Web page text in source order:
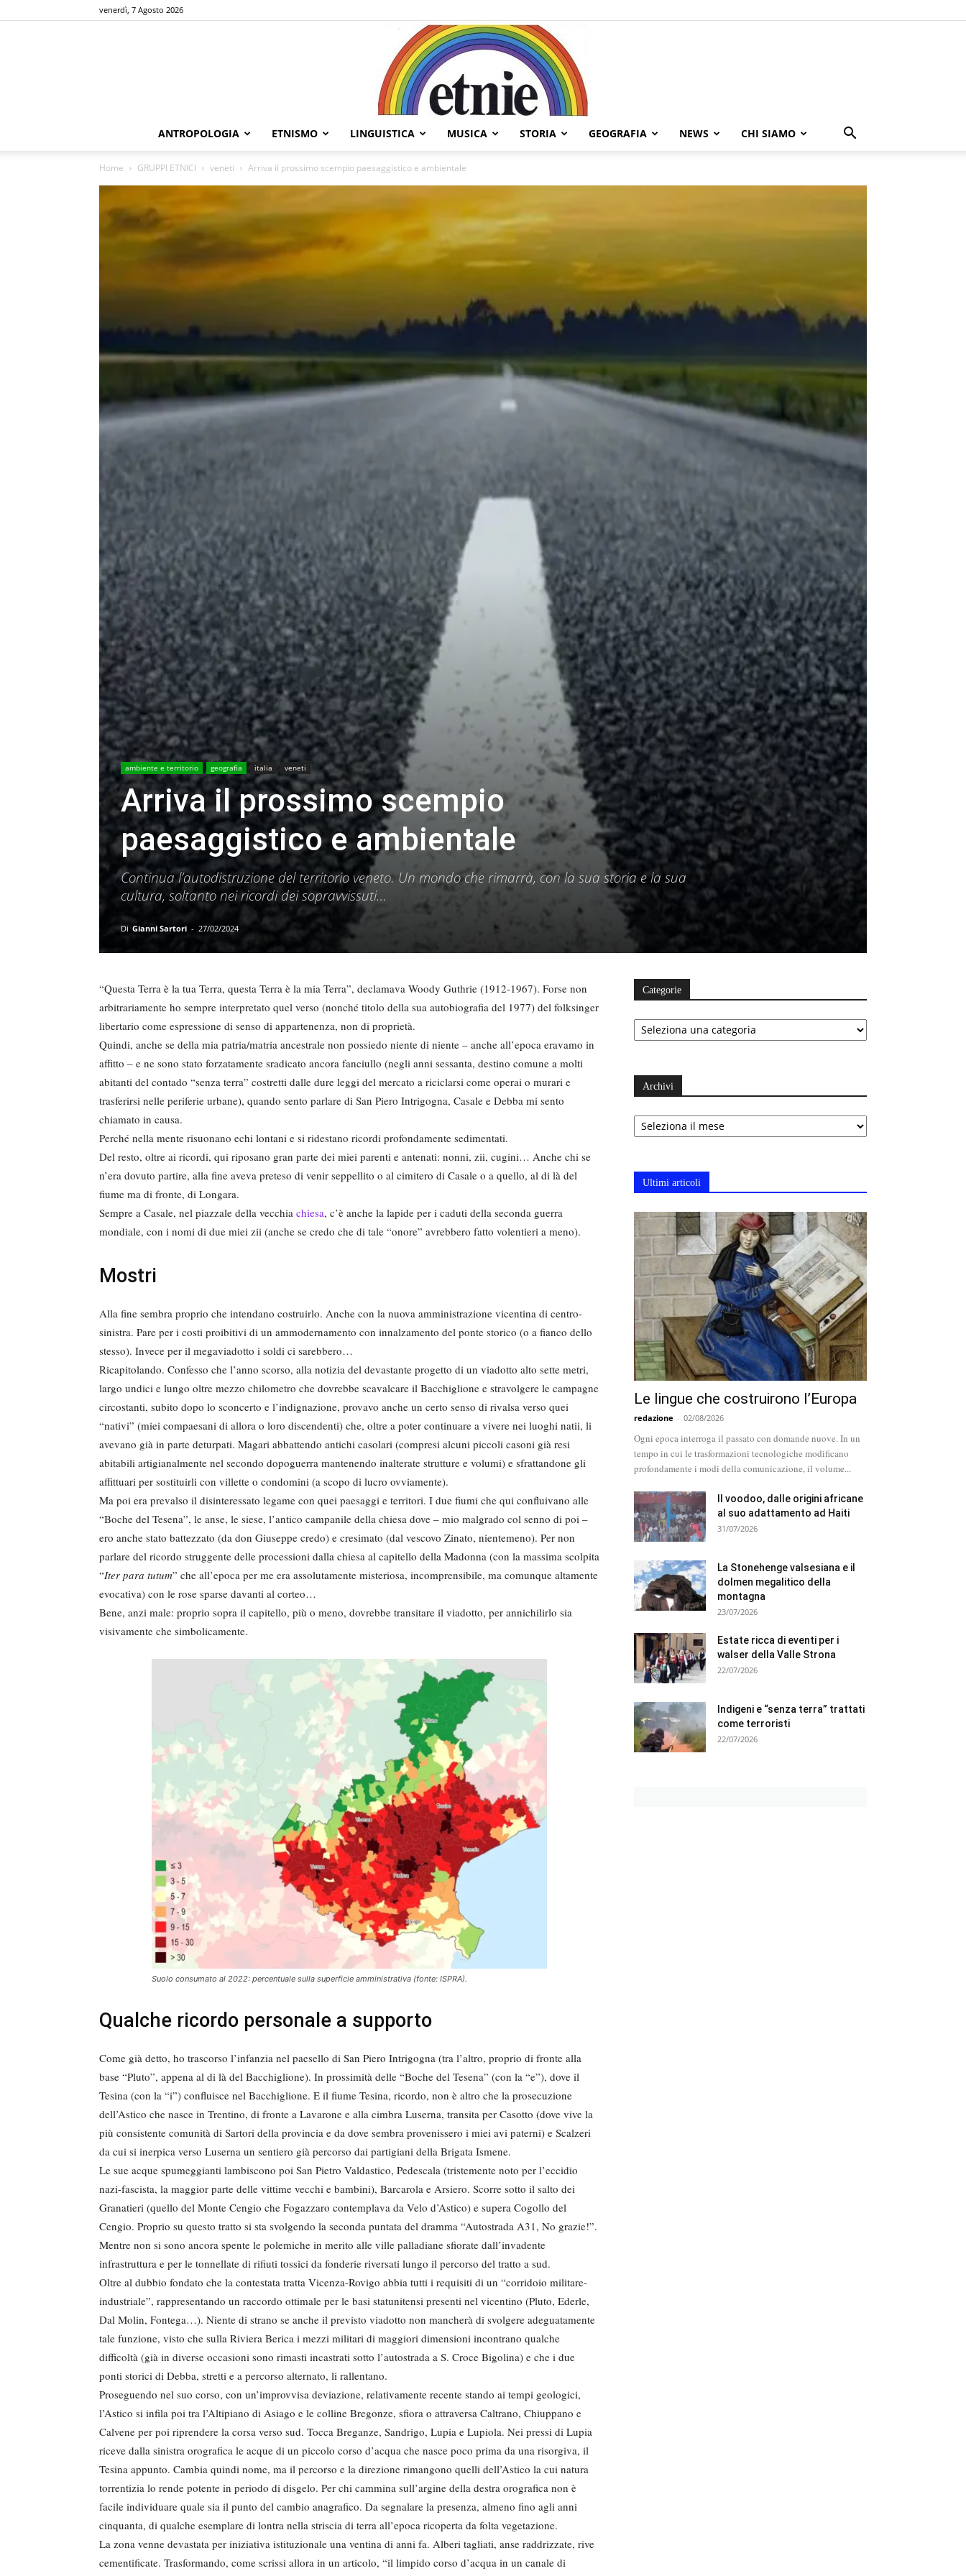
venerdì, 7 Agosto 2026
ANTROPOLOGIA ETNISMO LINGUISTICA MUSICA STORIA GEOGRAFIA NEWS CHI SIAMO
Home GRUPPI ETNICI veneti Arriva il prossimo scempio paesaggistico e ambientale
ambiente e territorio geografia italia veneti
Arriva il prossimo scempio
paesaggistico e ambientale
Continua l’autodistruzione del territorio veneto. Un mondo che rimarrà, con la sua storia e la sua
cultura, soltanto nei ricordi dei sopravvissuti…
Di Gianni Sartori - 27/02/2024
“Questa Terra è la tua Terra, questa Terra è la mia Terra”, declamava Woody Guthrie (1912-1967). Forse non
arbitrariamente ho sempre interpretato quel verso (nonché titolo della sua autobiografia del 1977) del folksinger
libertario come espressione di senso di appartenenza, non di proprietà.
Quindi, anche se della mia patria/matria ancestrale non possiedo niente di niente – anche all’epoca eravamo in
affitto – e ne sono stato forzatamente sradicato ancora fanciullo (negli anni sessanta, destino comune a molti
abitanti del contado “senza terra” costretti dalle dure leggi del mercato a riciclarsi come operai o murari e
trasferirsi nelle periferie urbane), quando sento parlare di San Piero Intrigogna, Casale e Debba mi sento
chiamato in causa.
Perché nella mente risuonano echi lontani e si ridestano ricordi profondamente sedimentati.
Del resto, oltre ai ricordi, qui riposano gran parte dei miei parenti e antenati: nonni, zii, cugini… Anche chi se
n’era dovuto partire, alla fine aveva preteso di venir seppellito o al cimitero di Casale o a quello, al di là del
fiume ma di fronte, di Longara.
Sempre a Casale, nel piazzale della vecchia chiesa, c’è anche la lapide per i caduti della seconda guerra
mondiale, con i nomi di due miei zii (anche se credo che di tale “onore” avrebbero fatto volentieri a meno).
Mostri
Alla fine sembra proprio che intendano costruirlo. Anche con la nuova amministrazione vicentina di centro-
sinistra. Pare per i costi proibitivi di un ammodernamento con innalzamento del ponte storico (o a fianco dello
stesso). Invece per il megaviadotto i soldi ci sarebbero…
Ricapitolando. Confesso che l’anno scorso, alla notizia del devastante progetto di un viadotto alto sette metri,
largo undici e lungo oltre mezzo chilometro che dovrebbe scavalcare il Bacchiglione e stravolgere le campagne
circostanti, subito dopo lo sconcerto e l’indignazione, provavo anche un certo senso di rivalsa verso quei
“nativi” (miei compaesani di allora o loro discendenti) che, oltre a poter continuare a vivere nei luoghi natii, li
avevano già in parte deturpati. Magari abbattendo antichi casolari (compresi alcuni piccoli casoni già resi
abitabili artigianalmente nel secondo dopoguerra mantenendo inalterate strutture e volumi) e sfrattandone gli
affittuari per sostituirli con villette o condomini (a scopo di lucro ovviamente).
Ma poi era prevalso il disinteressato legame con quei paesaggi e territori. I due fiumi che qui confluivano alle
“Boche del Tesena”, le anse, le siese, l’antico campanile della chiesa dove – mio malgrado col senno di poi –
ero anche stato battezzato (da don Giuseppe credo) e cresimato (dal vescovo Zinato, nientemeno). Per non
parlare del ricordo struggente delle processioni dalla chiesa al capitello della Madonna (con la massima scolpita
“Iter para tutum” che all’epoca per me era assolutamente misteriosa, incomprensibile, ma comunque altamente
evocativa) con le rose sparse davanti al corteo…
Bene, anzi male: proprio sopra il capitello, più o meno, dovrebbe transitare il viadotto, per annichilirlo sia
visivamente che simbolicamente.
Suolo consumato al 2022: percentuale sulla superficie amministrativa (fonte: ISPRA).
Qualche ricordo personale a supporto
Come già detto, ho trascorso l’infanzia nel paesello di San Piero Intrigogna (tra l’altro, proprio di fronte alla
base “Pluto”, appena al di là del Bacchiglione). In prossimità delle “Boche del Tesena” (con la “e”), dove il
Tesina (con la “i”) confluisce nel Bacchiglione. E il fiume Tesina, ricordo, non è altro che la prosecuzione
dell’Astico che nasce in Trentino, di fronte a Lavarone e alla cimbra Luserna, transita per Casotto (dove vive la
più consistente comunità di Sartori della provincia e da dove sembra provenissero i miei avi paterni) e Scalzeri
da cui si inerpica verso Luserna un sentiero già percorso dai partigiani della Brigata Ismene.
Le sue acque spumeggianti lambiscono poi San Pietro Valdastico, Pedescala (tristemente noto per l’eccidio
nazi-fascista, la maggior parte delle vittime vecchi e bambini), Barcarola e Arsiero. Scorre sotto il salto dei
Granatieri (quello del Monte Cengio che Fogazzaro contemplava da Velo d’Astico) e supera Cogollo del
Cengio. Proprio su questo tratto si sta svolgendo la seconda puntata del dramma “Autostrada A31, No grazie!”.
Mentre non si sono ancora spente le polemiche in merito alle ville palladiane sfiorate dall’invadente
infrastruttura e per le tonnellate di rifiuti tossici da fonderie riversati lungo il percorso del tratto a sud.
Oltre al dubbio fondato che la contestata tratta Vicenza-Rovigo abbia tutti i requisiti di un “corridoio militare-
industriale”, rappresentando un raccordo ottimale per le basi statunitensi presenti nel vicentino (Pluto, Ederle,
Dal Molin, Fontega…). Niente di strano se anche il previsto viadotto non mancherà di svolgere adeguatamente
tale funzione, visto che sulla Riviera Berica i mezzi militari di maggiori dimensioni incontrano qualche
difficoltà (già in diverse occasioni sono rimasti incastrati sotto l’autostrada a S. Croce Bigolina) e che i due
ponti storici di Debba, stretti e a percorso alternato, li rallentano.
Proseguendo nel suo corso, con un’improvvisa deviazione, relativamente recente stando ai tempi geologici,
l’Astico si infila poi tra l’Altipiano di Asiago e le colline Bregonze, sfiora o attraversa Caltrano, Chiuppano e
Calvene per poi riprendere la corsa verso sud. Tocca Breganze, Sandrigo, Lupia e Lupiola. Nei pressi di Lupia
riceve dalla sinistra orografica le acque di un piccolo corso d’acqua che nasce poco prima da una risorgiva, il
Tesina appunto. Cambia quindi nome, ma il percorso e la direzione rimangono quelli dell’Astico la cui natura
torrentizia lo rende potente in periodo di disgelo. Per chi cammina sull’argine della destra orografica non è
facile individuare quale sia il punto del cambio anagrafico. Da segnalare la presenza, almeno fino agli anni
cinquanta, di qualche esemplare di lontra nella striscia di terra all’epoca ricoperta da folta vegetazione.
La zona venne devastata per iniziativa istituzionale una ventina di anni fa. Alberi tagliati, anse raddrizzate, rive
cementificate. Trasformando, come scrissi allora in un articolo, “il limpido corso d’acqua in un canale di
Categorie
Categorie
Archivi
Archivi
Ultimi articoli
Le lingue che costruirono l’Europa
redazione - 02/08/2026
Ogni epoca interroga il passato con domande nuove. In un
tempo in cui le trasformazioni tecnologiche modificano
profondamente i modi della comunicazione, il volume...
Il voodoo, dalle origini africane
al suo adattamento ad Haiti
31/07/2026
La Stonehenge valsesiana e il
dolmen megalitico della
montagna
23/07/2026
Estate ricca di eventi per i
walser della Valle Strona
22/07/2026
Indigeni e “senza terra” trattati
come terroristi
22/07/2026